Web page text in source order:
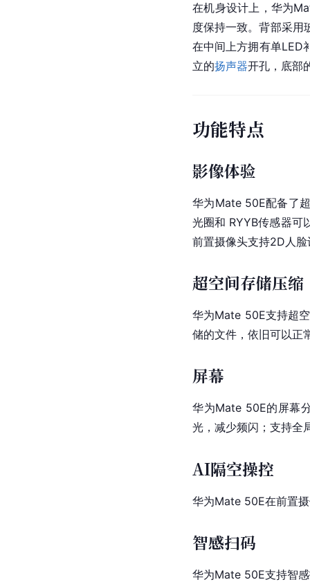
在机身设计上，华为
度保持一致。背部采用
在中间上方拥有单LED
立的扬声器开孔，底部
功能特点
影像体验
华为Mate 50E配备了
光圈和 RYYB传感器可
前置摄像头支持2D人脸
超空间存储压缩
华为Mate 50E支持超
储的文件，依旧可以正
屏幕
华为Mate 50E的屏幕
光，减少频闪；支持全
AI隔空操控
华为Mate 50E在前置
智感扫码
华为Mate 50E支持智